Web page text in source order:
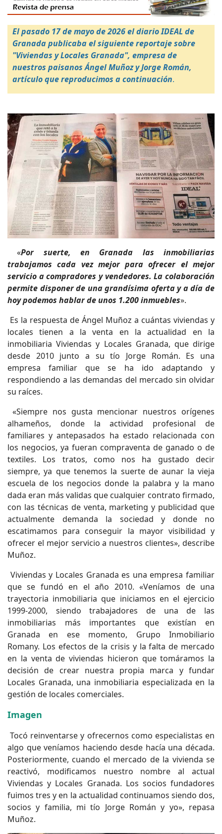
El pasado 17 de mayo de 2026 el diario IDEAL de
Granada publicaba el siguiente reportaje sobre
"Viviendas y Locales Granada", empresa de
nuestros paisanos Ángel Muñoz y Jorge Román,
artículo que reproducimos a continuación.
«Por suerte, en Granada las inmobiliarias
trabajamos cada vez mejor para ofrecer el mejor
servicio a compradores y vendedores. La colaboración
permite disponer de una grandísima oferta y a día de
hoy podemos hablar de unos 1.200 inmuebles».
Es la respuesta de Ángel Muñoz a cuántas viviendas y
locales tienen a la venta en la actualidad en la
inmobiliaria Viviendas y Locales Granada, que dirige
desde 2010 junto a su tío Jorge Román. Es una
empresa familiar que se ha ido adaptando y
respondiendo a las demandas del mercado sin olvidar
su raíces.
«Siempre nos gusta mencionar nuestros orígenes
alhameños, donde la actividad profesional de
familiares y antepasados ha estado relacionada con
los negocios, ya fueran compraventa de ganado o de
textiles. Los tratos, como nos ha gustado decir
siempre, ya que tenemos la suerte de aunar la vieja
escuela de los negocios donde la palabra y la mano
dada eran más validas que cualquier contrato firmado,
con las técnicas de venta, marketing y publicidad que
actualmente demanda la sociedad y donde no
escatimamos para conseguir la mayor visibilidad y
ofrecer el mejor servicio a nuestros clientes», describe
Muñoz.
Viviendas y Locales Granada es una empresa familiar
que se fundó en el año 2010. «Veníamos de una
trayectoria inmobiliaria que iniciamos en el ejercicio
1999-2000, siendo trabajadores de una de las
inmobiliarias más importantes que existían en
Granada en ese momento, Grupo Inmobiliario
Romany. Los efectos de la crisis y la falta de mercado
en la venta de viviendas hicieron que tomáramos la
decisión de crear nuestra propia marca y fundar
Locales Granada, una inmobiliaria especializada en la
gestión de locales comerciales.
Imagen
Tocó reinventarse y ofrecernos como especialistas en
algo que veníamos haciendo desde hacía una década.
Posteriormente, cuando el mercado de la vivienda se
reactivó, modificamos nuestro nombre al actual
Viviendas y Locales Granada. Los socios fundadores
fuimos tres y en la actualidad continuamos siendo dos,
socios y familia, mi tío Jorge Román y yo», repasa
Muñoz.